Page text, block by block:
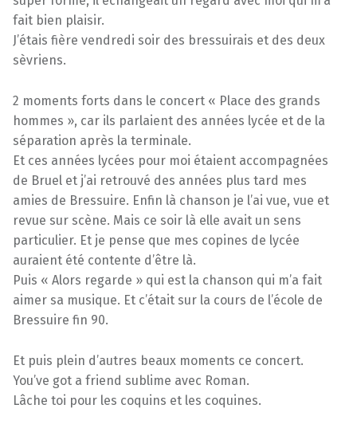
fait bien plaisir.
J’étais fière vendredi soir des bressuirais et des deux
sèvriens.
2 moments forts dans le concert « Place des grands
hommes », car ils parlaient des années lycée et de la
séparation après la terminale.
Et ces années lycées pour moi étaient accompagnées
de Bruel et j’ai retrouvé des années plus tard mes
amies de Bressuire. Enfin là chanson je l’ai vue, vue et
revue sur scène. Mais ce soir là elle avait un sens
particulier. Et je pense que mes copines de lycée
auraient été contente d’être là.
Puis « Alors regarde » qui est la chanson qui m’a fait
aimer sa musique. Et c’était sur la cours de l’école de
Bressuire fin 90.
Et puis plein d’autres beaux moments ce concert.
You’ve got a friend sublime avec Roman.
Lâche toi pour les coquins et les coquines.